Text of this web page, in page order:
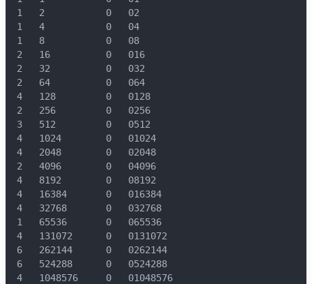
1	2			0	02
1	4			0	04
1	8			0	08
2	16			0	016
2	32			0	032
2	64			0	064
4	128			0	0128
2	256			0	0256
3	512			0	0512
4	1024		0	01024
4	2048		0	02048
2	4096		0	04096
4	8192		0	08192
4	16384		0	016384
4	32768		0	032768
1	65536		0	065536
4	131072		0	0131072
6	262144		0	0262144
6	524288		0	0524288
4	1048576		0	01048576